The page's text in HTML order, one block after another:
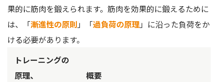
果的に筋肉を鍛えられます。筋肉を効果的に鍛えるために
は、「漸進性の原則」「過負荷の原理」に沿った負荷をか
ける必要があります。
トレーニングの
原理、
概要